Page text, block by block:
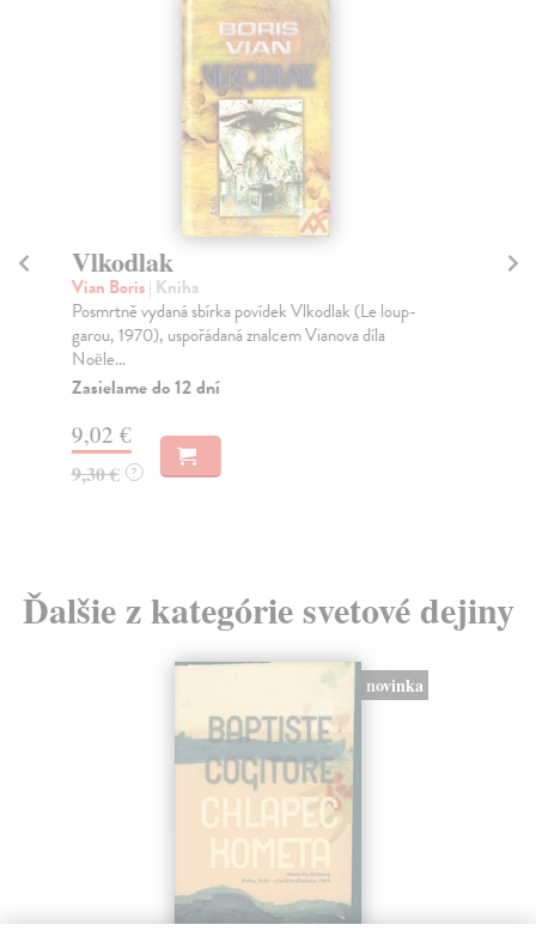
Vlkodlak
Vian Boris| Kniha
Posmrtně vydaná sbírka povídek Vlkodlak (Le loup-
garou, 1970), uspořádaná znalcem Vianova díla
Noële...
Zasielame do 12 dní
9,02 €
9,30 € ?
Ďalšie z kategórie svetové dejiny
novinka